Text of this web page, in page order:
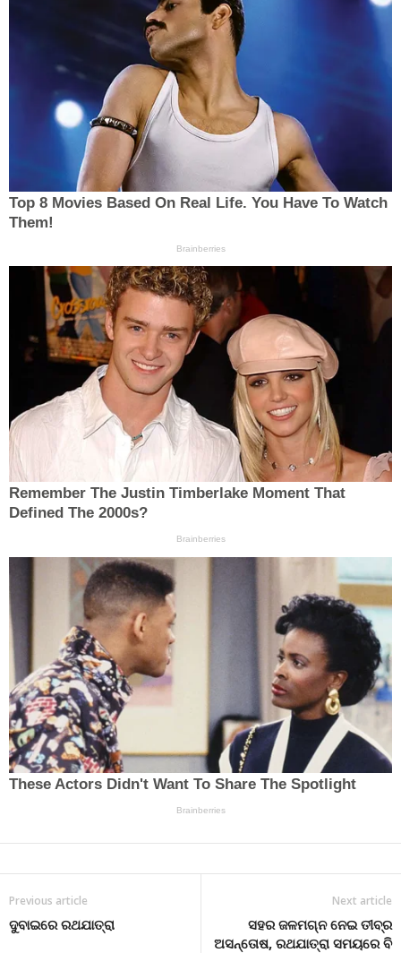
Previous article
ଦୁବାଇରେ ରଥଯାତ୍ରା
Next article
ସହର ଜଳମଗ୍ନ ନେଇ ତୀବ୍ର
ଅସନ୍ତୋଷ, ରଥଯାତ୍ରା ସମୟରେ ବି